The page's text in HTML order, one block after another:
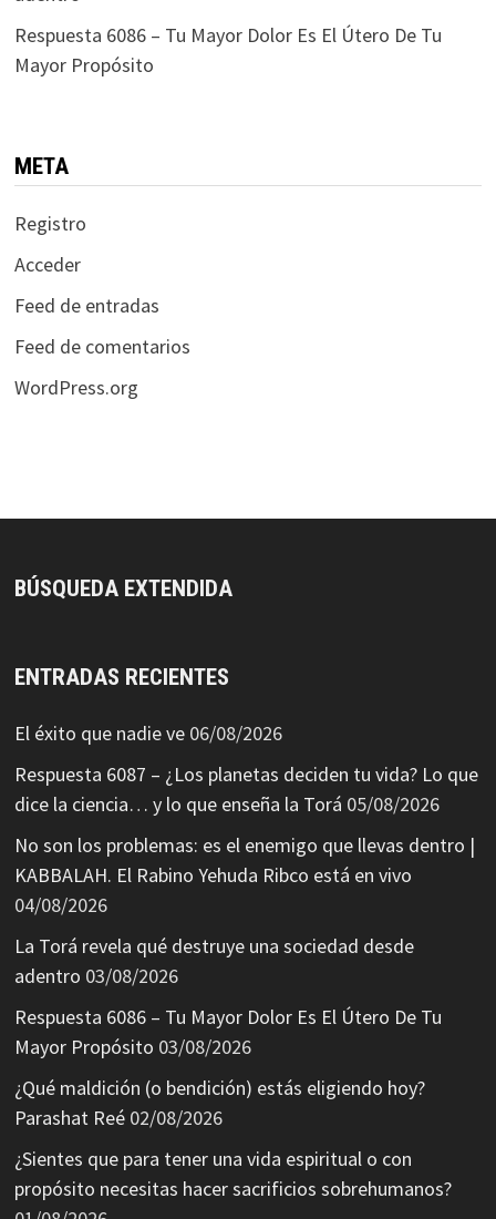
Respuesta 6086 – Tu Mayor Dolor Es El Útero De Tu
Mayor Propósito
META
Registro
Acceder
Feed de entradas
Feed de comentarios
WordPress.org
BÚSQUEDA EXTENDIDA
ENTRADAS RECIENTES
El éxito que nadie ve 06/08/2026
Respuesta 6087 – ¿Los planetas deciden tu vida? Lo que
dice la ciencia… y lo que enseña la Torá 05/08/2026
No son los problemas: es el enemigo que llevas dentro |
KABBALAH. El Rabino Yehuda Ribco está en vivo
04/08/2026
La Torá revela qué destruye una sociedad desde
adentro 03/08/2026
Respuesta 6086 – Tu Mayor Dolor Es El Útero De Tu
Mayor Propósito 03/08/2026
¿Qué maldición (o bendición) estás eligiendo hoy?
Parashat Reé 02/08/2026
¿Sientes que para tener una vida espiritual o con
propósito necesitas hacer sacrificios sobrehumanos?